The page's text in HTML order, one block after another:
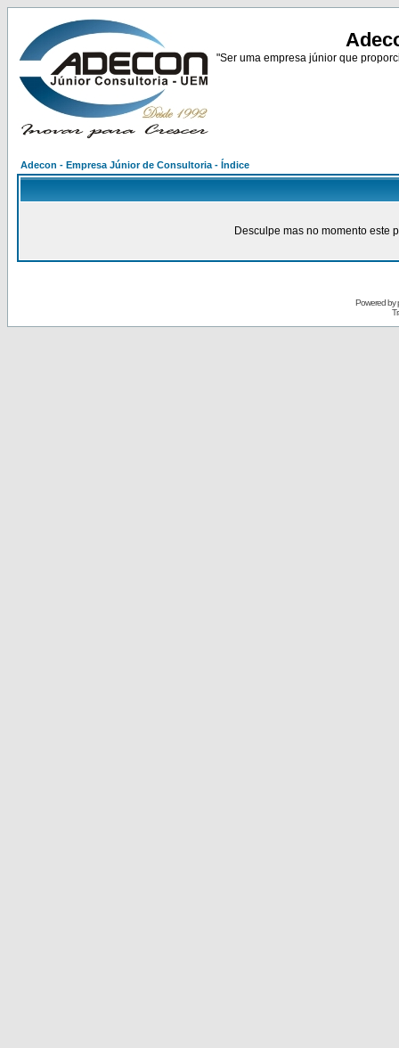
"Ser uma empresa júnior que
Adecon - Empresa Júnior de Consultoria - Índice
Desculpe mas no momento este
Powered by